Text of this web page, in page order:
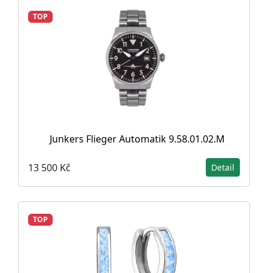
TOP
Junkers Flieger Automatik 9.58.01.02.M
13 500 Kč Detail
TOP